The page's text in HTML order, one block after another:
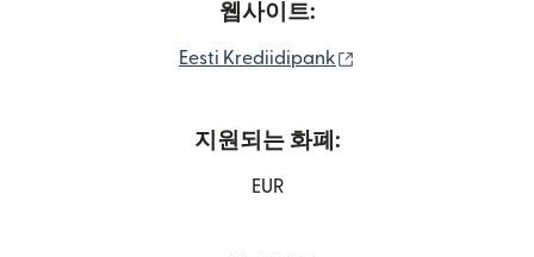
웹사이트:
Eesti Krediidipank
지원되는 화폐:
EUR